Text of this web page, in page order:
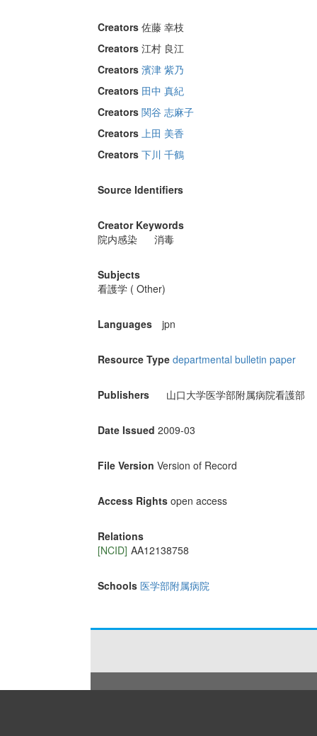
Creators 佐藤 幸枝
Creators 江村 良江
Creators 濱津 紫乃
Creators 田中 真紀
Creators 関谷 志麻子
Creators 上田 美香
Creators 下川 千鶴
Source Identifiers
Creator Keywords
院内感染
消毒
Subjects
看護学 ( Other)
Languages jpn
Resource Type departmental bulletin paper
Publishers 山口大学医学部附属病院看護部
Date Issued 2009-03
File Version Version of Record
Access Rights open access
Relations
[NCID] AA12138758
Schools 医学部附属病院